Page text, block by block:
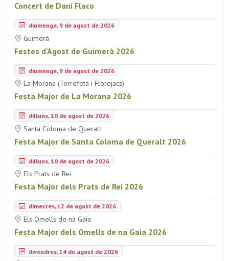
Concert de Dani Flaco
diumenge, 9 de agost de 2026
Guimerà
Festes d'Agost de Guimerà 2026
diumenge, 9 de agost de 2026
La Morana (Torrefeta i Florejacs)
Festa Major de La Morana 2026
dilluns, 10 de agost de 2026
Santa Coloma de Queralt
Festa Major de Santa Coloma de Queralt 2026
dilluns, 10 de agost de 2026
Els Prats de Rei
Festa Major dels Prats de Rei 2026
dimecres, 12 de agost de 2026
Els Omells de na Gaia
Festa Major dels Omells de na Gaia 2026
divendres, 14 de agost de 2026